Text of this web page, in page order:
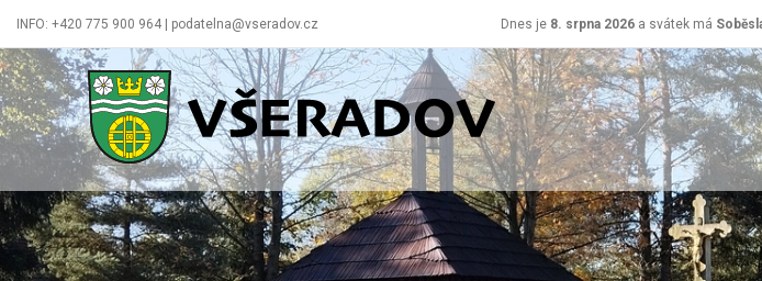
INFO: +420 775 900 964 | podatelna@vseradov.cz Dnes je 8. srpna 2026 a svátek má
Všeradov